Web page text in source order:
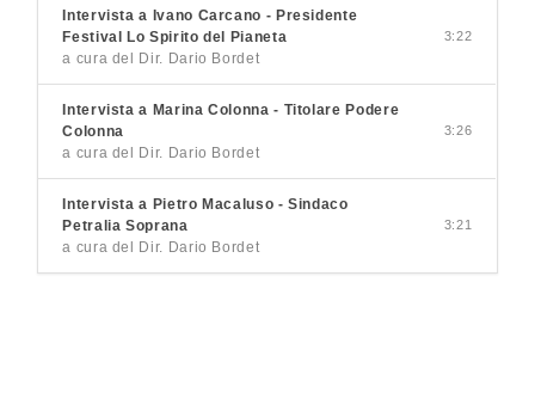
Intervista a Ivano Carcano - Presidente
Festival Lo Spirito del Pianeta
a cura del Dir. Dario Bordet
3:22
Intervista a Marina Colonna - Titolare Podere
Colonna
a cura del Dir. Dario Bordet
3:26
Intervista a Pietro Macaluso - Sindaco
Petralia Soprana
a cura del Dir. Dario Bordet
3:21